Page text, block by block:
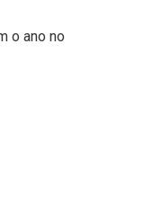
o ano no